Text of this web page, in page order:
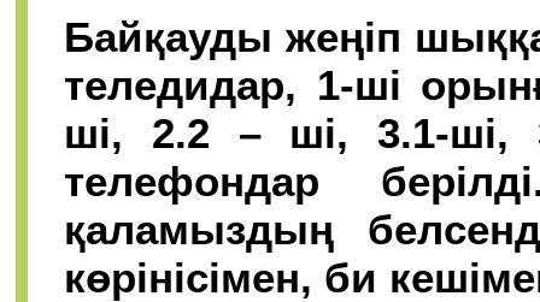
Байқауды жеңіп
теледидар, 1-ші
ші, 2.2 – ші, 3.1-
телефондар
қаламыздың
көрінісімен, би